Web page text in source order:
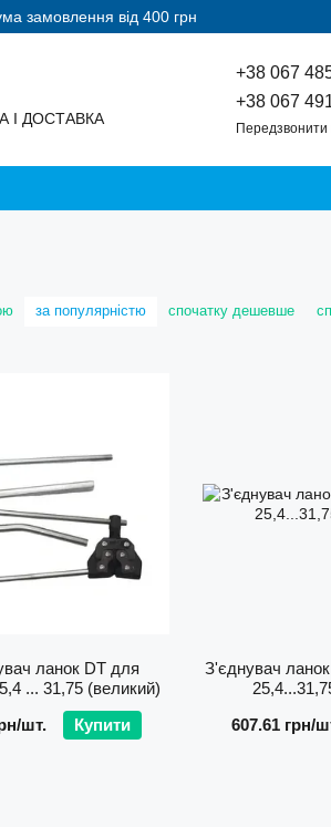
замовлення від 400 грн
І ДОСТАВКА
+38 067
+38 067
Передзвонити
за популярністю спочатку дешевше
ланок DТ для
... 31,75 (великий)
шт.
Купити
З'єднувач
607.61 грн/